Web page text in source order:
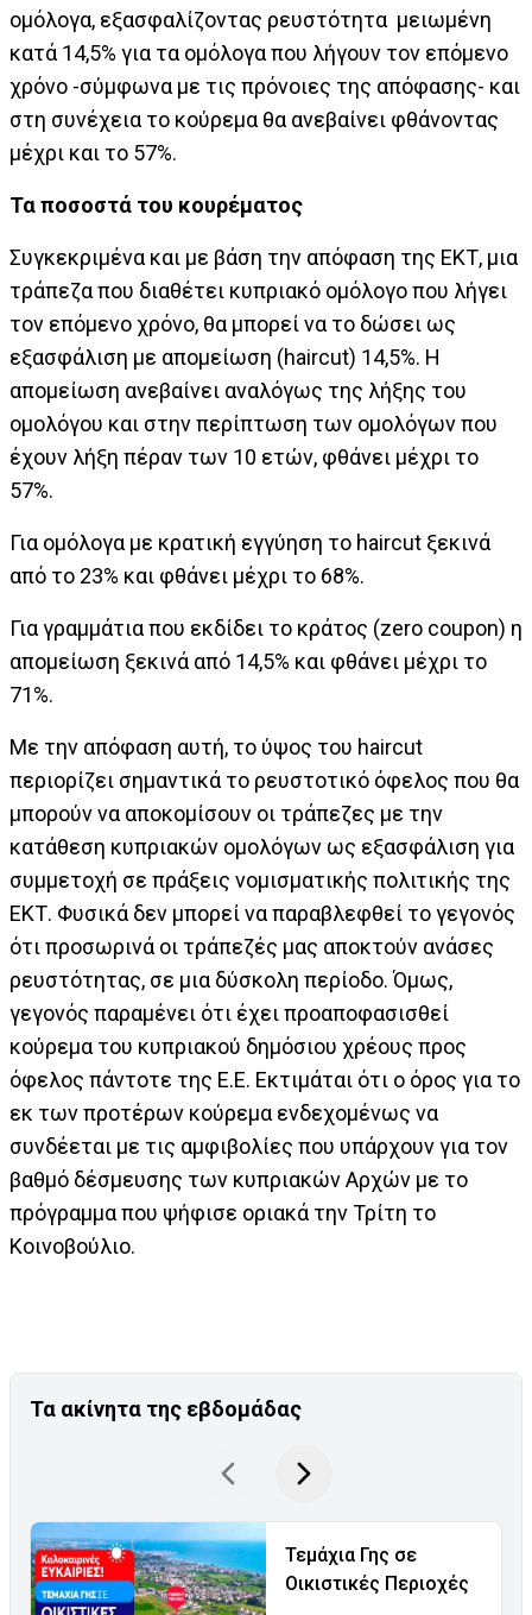
ομόλογα, εξασφαλίζοντας ρευστότητα μειωμένη
κατά 14,5% για τα ομόλογα που λήγουν τον επόμενο
χρόνο -σύμφωνα με τις πρόνοιες της απόφασης- και
στη συνέχεια το κούρεμα θα ανεβαίνει φθάνοντας
μέχρι και το 57%.
Τα ποσοστά του κουρέματος
Συγκεκριμένα και με βάση την απόφαση της ΕΚΤ, μια
τράπεζα που διαθέτει κυπριακό ομόλογο που λήγει
τον επόμενο χρόνο, θα μπορεί να το δώσει ως
εξασφάλιση με απομείωση (haircut) 14,5%. Η
απομείωση ανεβαίνει αναλόγως της λήξης του
ομολόγου και στην περίπτωση των ομολόγων που
έχουν λήξη πέραν των 10 ετών, φθάνει μέχρι το
57%.
Για ομόλογα με κρατική εγγύηση το haircut ξεκινά
από το 23% και φθάνει μέχρι το 68%.
Για γραμμάτια που εκδίδει το κράτος (zero coupon) η
απομείωση ξεκινά από 14,5% και φθάνει μέχρι το
71%.
Με την απόφαση αυτή, το ύψος του haircut
περιορίζει σημαντικά το ρευστοτικό όφελος που θα
μπορούν να αποκομίσουν οι τράπεζες με την
κατάθεση κυπριακών ομολόγων ως εξασφάλιση για
συμμετοχή σε πράξεις νομισματικής πολιτικής της
ΕΚΤ. Φυσικά δεν μπορεί να παραβλεφθεί το γεγονός
ότι προσωρινά οι τράπεζές μας αποκτούν ανάσες
ρευστότητας, σε μια δύσκολη περίοδο. Όμως,
γεγονός παραμένει ότι έχει προαποφασισθεί
κούρεμα του κυπριακού δημόσιου χρέους προς
όφελος πάντοτε της Ε.Ε. Εκτιμάται ότι ο όρος για το
εκ των προτέρων κούρεμα ενδεχομένως να
συνδέεται με τις αμφιβολίες που υπάρχουν για τον
βαθμό δέσμευσης των κυπριακών Αρχών με το
πρόγραμμα που ψήφισε οριακά την Τρίτη το
Κοινοβούλιο.
Τα ακίνητα της εβδομάδας
Τεμάχια Γης σε
Οικιστικές Περιοχές